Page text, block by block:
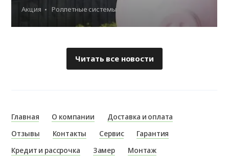
Акция Роллетные системы
Читать все новости
Главная О компании
Доставка и оплата
Отзывы
Контакты Сервис
Гарантия
Кредит и рассрочка
Замер
Монтаж